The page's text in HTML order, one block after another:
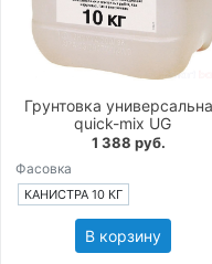
Грунтовка
quick-mix UG
1 388 руб.
Фасовка
КАНИСТРА 10 КГ
В корзину